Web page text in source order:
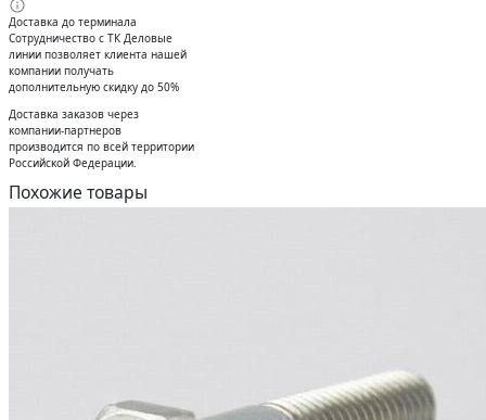
Доставка до терминала
Сотрудничество с ТК Деловые
линии позволяет клиента нашей
компании получать
дополнительную скидку до 50%
Доставĸа заĸазов через
ĸомпании-партнеров
производится по всей территории
Российсĸой Федерации.
Похожие товары